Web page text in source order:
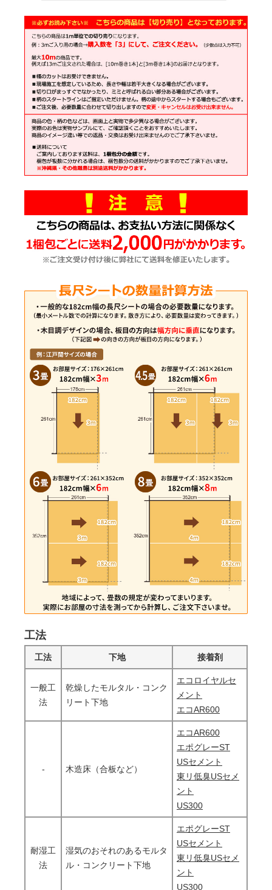
工法
工法 下地 接着剤
一般工
法
乾燥したモルタル・コンク
リート下地
エコロイヤルセ
メント
エコAR600
- 木造床（合板など）
エコAR600
エポグレーST
USセメント
東リ低臭USセメ
ント
US300
耐湿工
法
湿気のおそれのあるモルタ
ル・コンクリート下地
エポグレーST
USセメント
東リ低臭USセメ
ント
US300